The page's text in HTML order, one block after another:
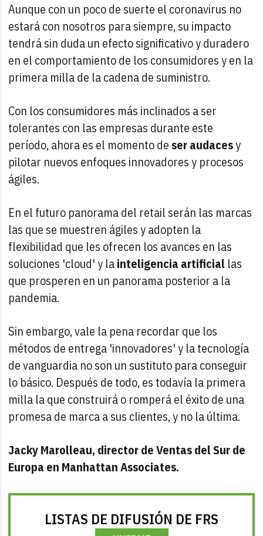
Aunque con un poco de suerte el coronavirus no
estará con nosotros para siempre, su impacto
tendrá sin duda un efecto significativo y duradero
en el comportamiento de los consumidores y en la
primera milla de la cadena de suministro.
Con los consumidores más inclinados a ser
tolerantes con las empresas durante este
período, ahora es el momento de ser audacesy
pilotar nuevos enfoques innovadores y procesos
ágiles.
En el futuro panorama del retail serán las marcas
las que se muestren ágiles y adopten la
flexibilidad que les ofrecen los avances en las
soluciones 'cloud' y lainteligencia artificial las
que prosperen en un panorama posterior a la
pandemia.
Sin embargo, vale la pena recordar que los
métodos de entrega 'innovadores' y la tecnología
de vanguardia no son un sustituto para conseguir
lo básico. Después de todo, es todavía la primera
milla la que construirá o romperá el éxito de una
promesa de marca a sus clientes, y no la última.
Jacky Marolleau, director de Ventas del Sur de
Europa en Manhattan Associates.
LISTAS DE DIFUSIÓN DE FRS